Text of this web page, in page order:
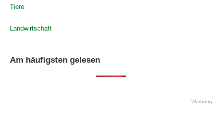
Tiere
Landwirtschaft
Am häufigsten gelesen
Werbung